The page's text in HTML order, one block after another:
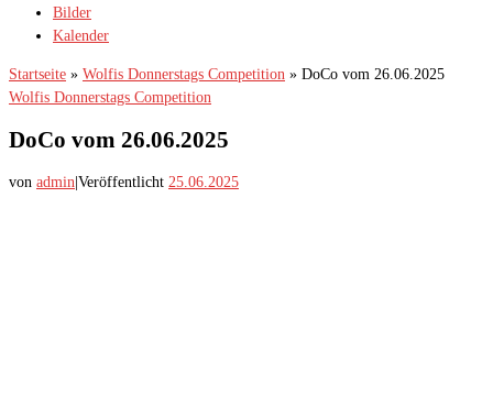
Bilder
Kalender
Startseite » Wolfis Donnerstags Competition » DoCo vom 26.06.2025
Wolfis Donnerstags Competition
DoCo vom 26.06.2025
von admin|Veröffentlicht 25.06.2025